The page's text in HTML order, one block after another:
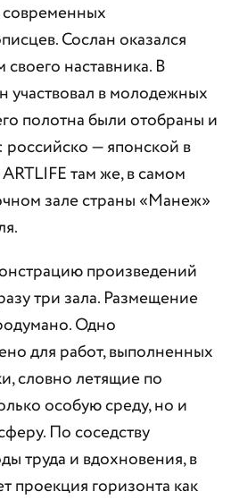
современных
Сослан оказался
наставника. В
участвовал в молодежных
полотна были отобраны и
— японской в
там же, в самом
зале страны «Манеж»
произведений
три зала. Размещение
Одно
для работ, выполненных
словно летящие по
особую среду, но и
По соседству
труда и вдохновения, в
проекция горизонта как